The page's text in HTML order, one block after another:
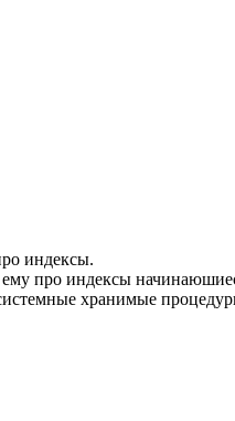
индексы.
про индексы
хранимые